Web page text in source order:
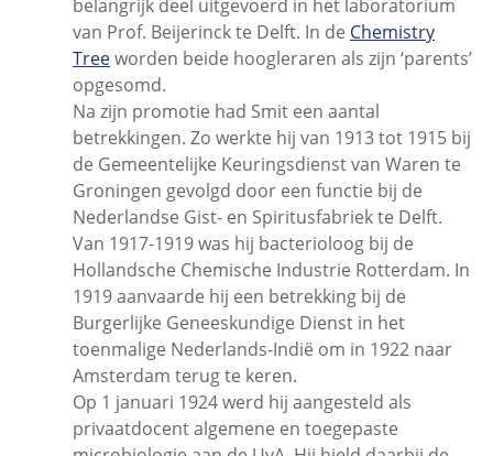
belangrijk deel uitgevoerd in het laboratorium
van Prof. Beijerinck te Delft. In de Chemistry
Treeworden beide hoogleraren als zijn ‘parents’
opgesomd.
Na zijn promotie had Smit een aantal
betrekkingen. Zo werkte hij van 1913 tot 1915 bij
de Gemeentelijke Keuringsdienst van Waren te
Groningen gevolgd door een functie bij de
Nederlandse Gist- en Spiritusfabriek te Delft.
Van 1917-1919 was hij bacterioloog bij de
Hollandsche Chemische Industrie Rotterdam. In
1919 aanvaarde hij een betrekking bij de
Burgerlijke Geneeskundige Dienst in het
toenmalige Nederlands-Indië om in 1922 naar
Amsterdam terug te keren.
Op 1 januari 1924 werd hij aangesteld als
privaatdocent algemene en toegepaste